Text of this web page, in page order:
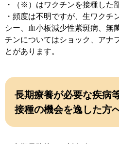
・（※）はワクチンを接種した
・頻度は不明ですが、生ワクチ
シー、血小板減少性紫斑病、無
チンについてはショック、アナ
とがあります。
長期療養が必要な疾病
接種の機会を逸した方